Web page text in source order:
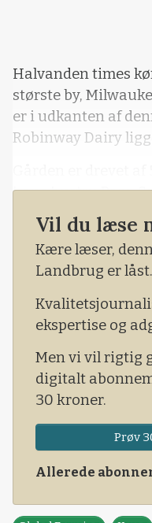
Halvanden times
største by,
er i udkanten af
Robinway Dairy
hans hustru Pam.
landbruget med
planteavl.
Bedriften kom på
der har ifølge
vokseværk, siden
forretningen.
Vil du læse
Kære læser,
Landbrug er låst.
ekspertise og
Men vi vil rigtig
digitalt
30 kroner.
Prøv
Allerede